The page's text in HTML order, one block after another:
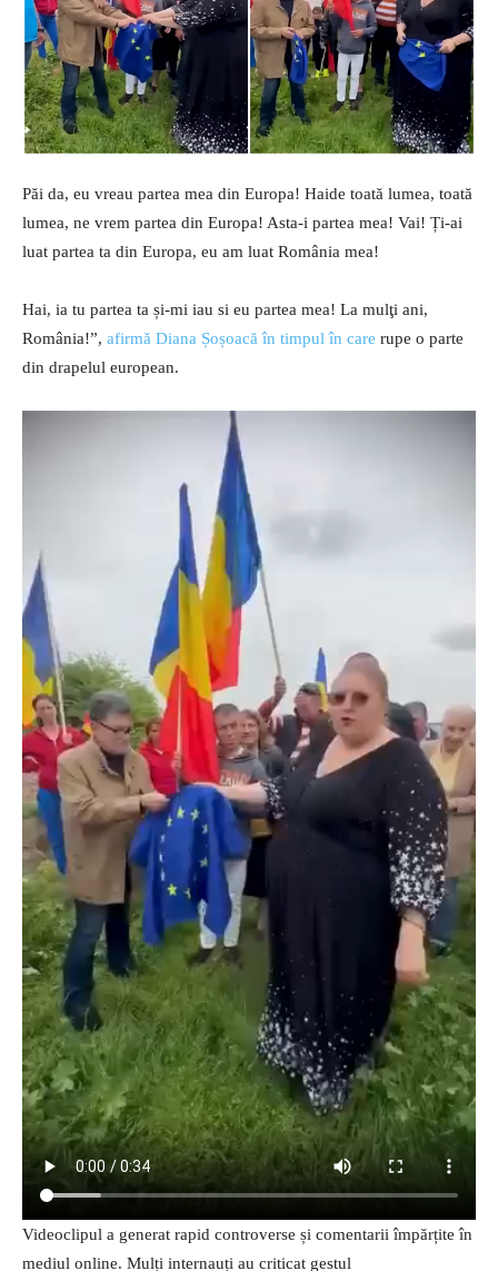
Păi da, eu vreau partea mea din Europa! Haide toată lumea, toată
lumea, ne vrem partea din Europa! Asta-i partea mea! Vai! Ți-ai
luat partea ta din Europa, eu am luat România mea!
Hai, ia tu partea ta și-mi iau si eu partea mea! La mulţi ani,
România!”, afirmă Diana Șoșoacă în timpul în care rupe o parte
din drapelul european.
Videoclipul a generat rapid controverse și comentarii împărțite în
mediul online. Mulți internauți au criticat gestul